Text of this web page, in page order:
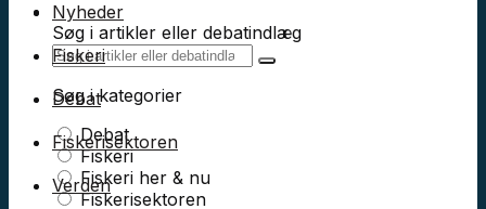
Søg i artikler eller debatindlæg
Søg i kategorier
Debat
Fiskeri
Fiskeri her & nu
Fiskerisektoren
Nyheder
Fiskeri
Debat
Fiskerisektoren
Verden